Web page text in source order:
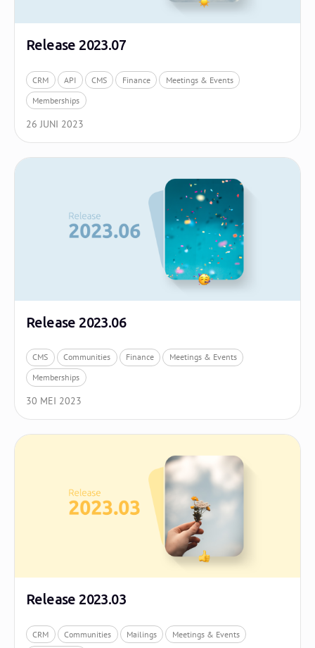
Release 2023.07
CRM API CMS Finance
Meetings & Events
Memberships
26 JUNI 2023
Release 2023.06
CMS Communities Finance
Meetings & Events
Memberships
30 MEI 2023
Release 2023.03
CRM Communities Mailings
Meetings & Events